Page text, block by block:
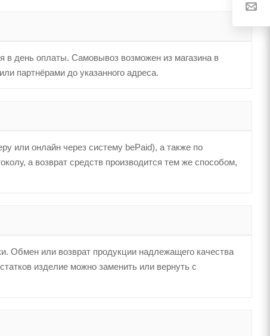
в день оплаты. Самовывоз возможен из магазина в
партнёрами до указанного адреса.
или онлайн через систему bePaid), а также по
а возврат средств производится тем же способом,
Обмен или возврат продукции надлежащего качества
изделие можно заменить или вернуть с